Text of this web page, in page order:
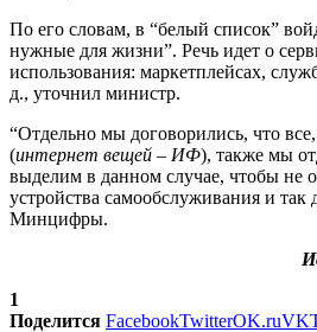
По его словам, в “белый список”
нужные для жизни”. Речь идет о
использования: маркетплейсах,
д., уточнил министр.
“Отдельно мы договорились, что
(интернет вещей – ИФ), также мы
выделим в данном случае, чтобы не
устройства самообслуживания и так
Минцифры.
1
Поделится FacebookTwitterOK.ruVK